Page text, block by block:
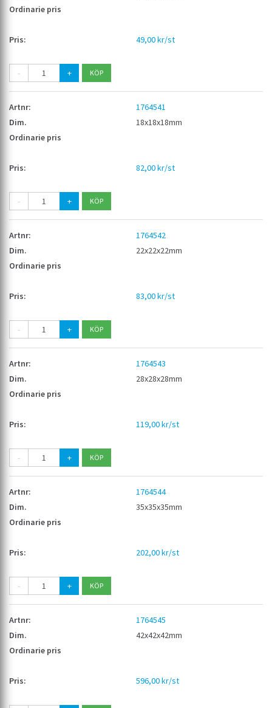
49,00 kr/st
- +
1764541
18x18x18mm
82,00 kr/st
- +
1764542
22x22x22mm
83,00 kr/st
- +
1764543
28x28x28mm
119,00 kr/st
- +
1764544
35x35x35mm
202,00 kr/st
- +
1764545
42x42x42mm
596,00 kr/st